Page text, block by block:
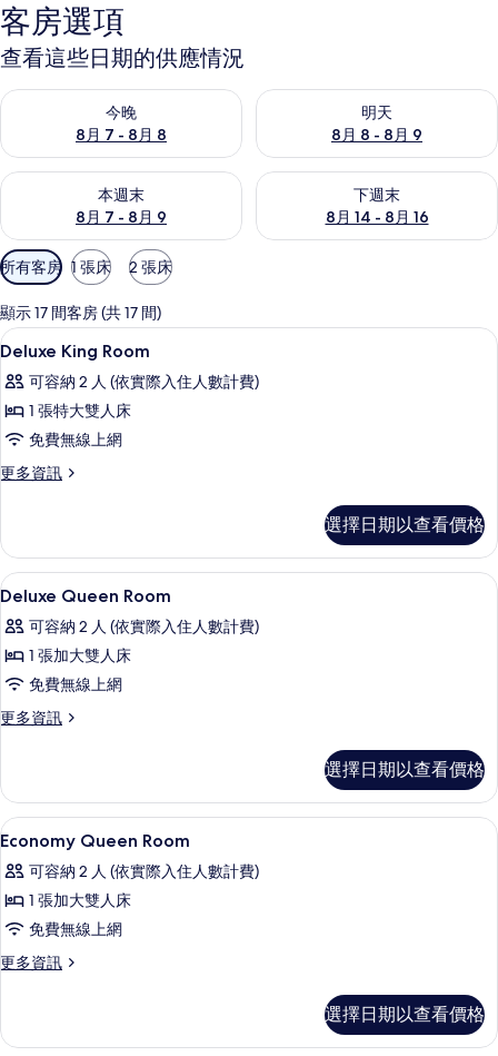
客房選項
查看這些日期的供應情況
今晚
8月 7 - 8月 8
查看今晚 (8月 7 - 8月 8) 的供應情況
明天
8月 8 - 8月 9
查看明天 (8月 8 - 8月 9) 的供
本週末
8月 7 - 8月 9
查看本週末 (8月 7 - 8月 9) 的供應情況
下週末
8月 14 - 8月 16
查看下週末 (8月 14 - 8月 16)
可
用
的
客
房
篩
選
條
所有客房 1 張床 2 張床
顯示 17 間客房 (共 17 間)
顯
示
Deluxe
King
Room
的
相
片
低過敏寢具、羽絨被、舒適加層、客
1
Deluxe King Room
可容納 2 人 (依實際入住人數計費)
1 張特大雙人床
免費無線上網
更多資訊
更
Room
的
詳
選擇日期以查看價格
顯
示
Deluxe
Queen
Room
的
相
片
低過敏寢具、羽絨被、舒適加層、客
1
Deluxe Queen Room
可容納 2 人 (依實際入住人數計費)
1 張加大雙人床
免費無線上網
更多資訊
更
Room
的
詳
選擇日期以查看價格
顯
示
Economy
Queen
Room
的
低過敏寢具、羽絨被、舒適加層、客
1
Economy Queen Room
可容納 2 人 (依實際入住人數計費)
1 張加大雙人床
免費無線上網
更多資訊
更
Room
選擇日期以查看價格